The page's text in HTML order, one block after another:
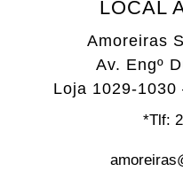
LOCAL
Amoreiras
Av. Engº
Loja 1029-
*Tlf: